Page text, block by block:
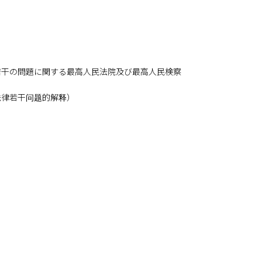
の問題に関する最高人民法院及び最高人民検察
若干问题的解释）